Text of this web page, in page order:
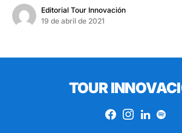
Editorial Tour Innovación
19 de abril de 2021
TOUR